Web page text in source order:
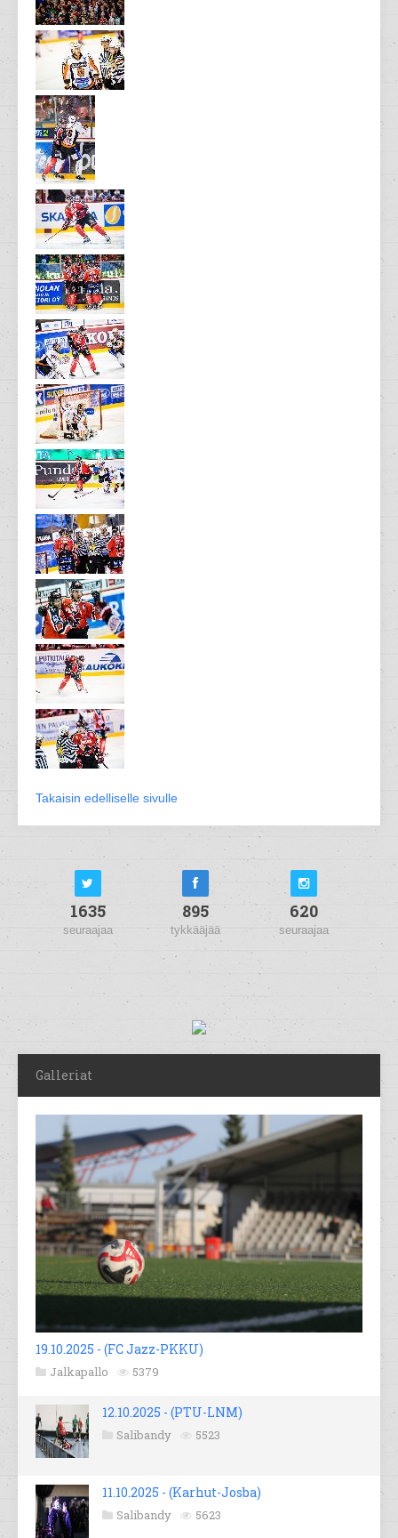
Takaisin edelliselle sivulle
1635
seuraajaa
895
tykkääjää
620
seuraajaa
Galleriat
19.10.2025 - (FC Jazz-PKKU)
Jalkapallo 5379
12.10.2025 - (PTU-LNM)
Salibandy 5523
11.10.2025 - (Karhut-Josba)
Salibandy 5623